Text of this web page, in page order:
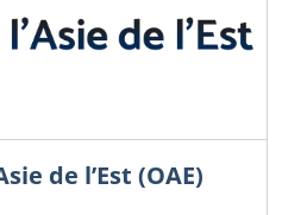
de l’Est (OAE)